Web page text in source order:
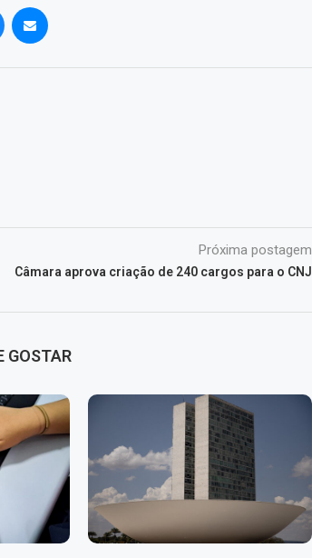
Próxima postagem
Câmara aprova criação de 240 cargos para o CNJ
GOSTAR